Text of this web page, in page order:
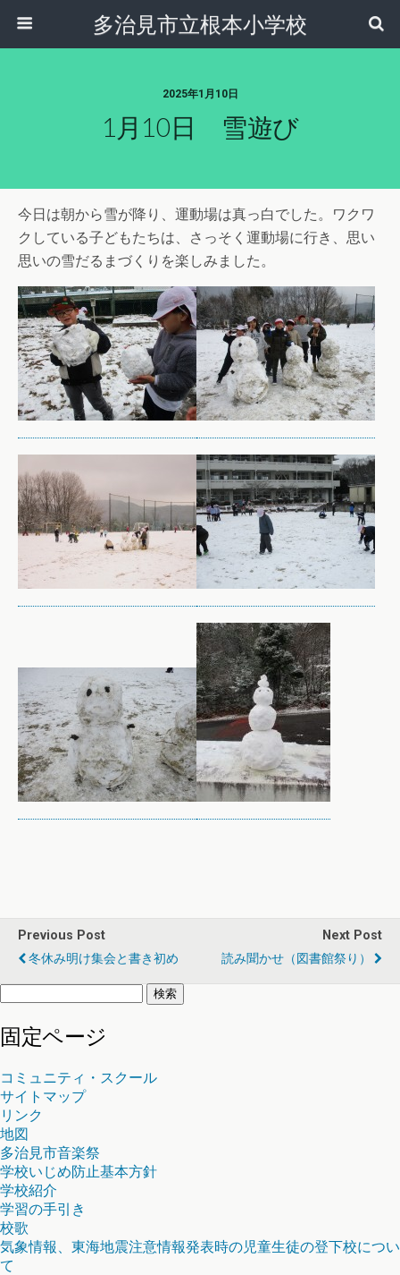
多治見市立根本小学校
2025年1月10日
1月10日 雪遊び
今日は朝から雪が降り、運動場は真っ白でした。ワクワ
クしている子どもたちは、さっそく運動場に行き、思い
思いの雪だるまづくりを楽しみました。
Previous Post
冬休み明け集会と書き初め
Next Post
読み聞かせ（図書館祭り）
検
固定ページ
コミュニティ・スクール
サイトマップ
リンク
地図
多治見市音楽祭
学校いじめ防止基本方針
学校紹介
学習の手引き
校歌
気象情報、東海地震注意情報発表時の児童生徒の登下校につい
て